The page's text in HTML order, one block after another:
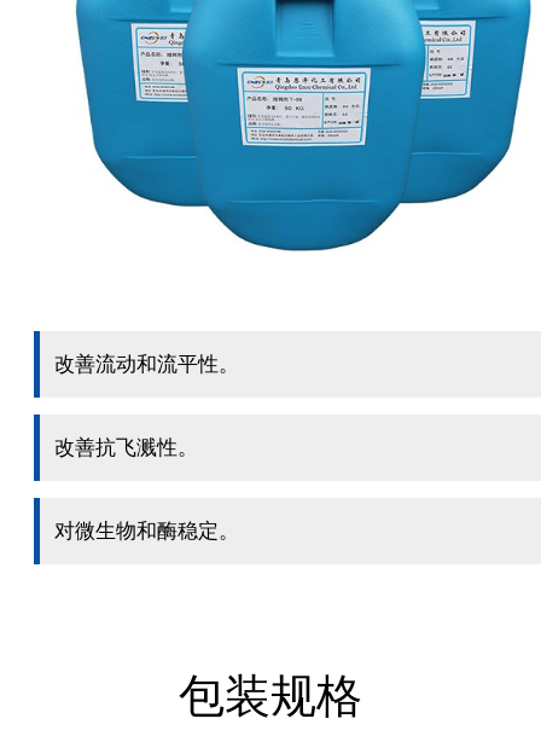
改善流动和流平性。
改善抗飞溅性。
对微生物和酶稳定。
包装规格